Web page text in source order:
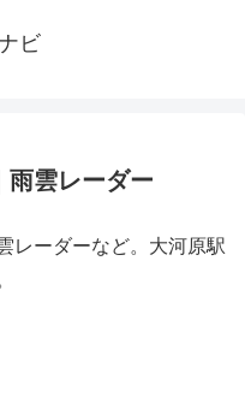
ビ
雨雲レーダー
レーダーなど。大河原駅